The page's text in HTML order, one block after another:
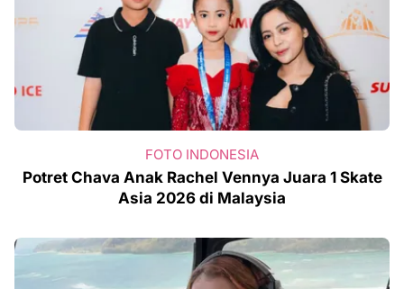
FOTO INDONESIA
Potret Chava Anak Rachel Vennya Juara 1 Skate
Asia 2026 di Malaysia